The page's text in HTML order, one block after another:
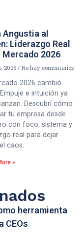
Angustia al
Liderazgo Real
Mercado 2026
2026 No hay comentarios
2026 cambió
e intuición ya
Descubrí cómo
tu empresa desde
con foco, sistema y
real para dejar
caos.
»
herramienta
CEOs